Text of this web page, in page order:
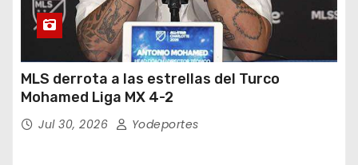
MLS derrota a las estrellas del Turco
Mohamed Liga MX 4-2
Jul 30, 2026 Yodeportes